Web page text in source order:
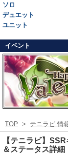
ソロ
デュエット
ユニット
イベント
TOP > テニラビ 情
【テニラビ】
＆ステータス詳細